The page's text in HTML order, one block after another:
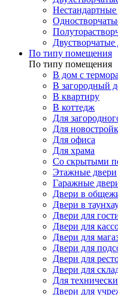
Нестандартные
Двустворчатые
По типу помещения
По типу помещения
В дом с
В загородный
В квартиру
В коттедж
Для
Для
Для офиса
Для храма
Со скрытыми
Этажные двери
Гаражные
Двери в
Двери в
Двери для
Двери для
Двери для
Двери для
Двери для
Двери для
Для
Двери для